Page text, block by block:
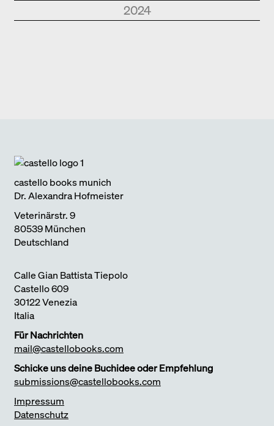
2024
ARCHITEKTUR UND KLIMAWANDEL
castello books munich
Dr. Alexandra Hofmeister
Veterinärstr. 9
80539 München
Deutschland
Calle Gian Battista Tiepolo
Castello 609
30122 Venezia
Italia
Für Nachrichten
mail@castellobooks.com
Schicke uns deine Buchidee oder Empfehlung
submissions@castellobooks.com
Impressum
Datenschutz